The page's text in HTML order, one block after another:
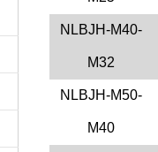
NLBJH-M40-
M32
NLBJH-M50-
M40